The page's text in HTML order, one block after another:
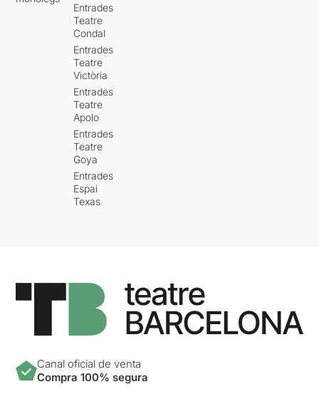
Entrades
Teatre
Condal
Entrades
Teatre
Victòria
Entrades
Teatre
Apolo
Entrades
Teatre
Goya
Entrades
Espai
Texas
Canal oficial de venta
Compra 100% segura